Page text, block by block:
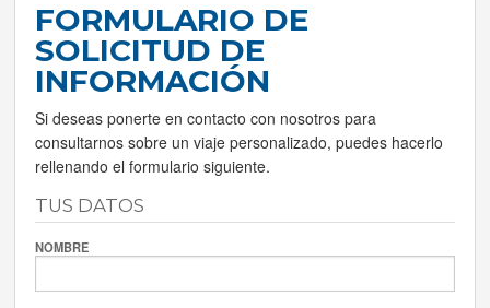
FORMULARIO DE
SOLICITUD DE
INFORMACIÓN
Si deseas ponerte en contacto con nosotros para
consultarnos sobre un viaje personalizado, puedes hacerlo
rellenando el formulario siguiente.
TUS DATOS
NOMBRE